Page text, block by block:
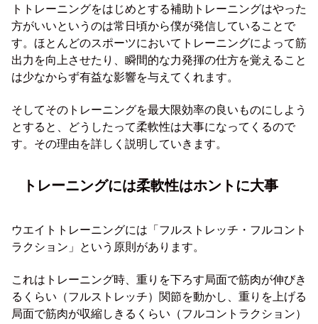
トトレーニングをはじめとする補助トレーニングはやった
方がいいというのは常日頃から僕が発信していることで
す。ほとんどのスポーツにおいてトレーニングによって筋
出力を向上させたり、瞬間的な力発揮の仕方を覚えること
は少なからず有益な影響を与えてくれます。
そしてそのトレーニングを最大限効率の良いものにしよう
とすると、どうしたって柔軟性は大事になってくるので
す。その理由を詳しく説明していきます。
トレーニングには柔軟性はホントに大事
ウエイトトレーニングには「フルストレッチ・フルコント
ラクション」という原則があります。
これはトレーニング時、重りを下ろす局面で筋肉が伸びき
るくらい（フルストレッチ）関節を動かし、重りを上げる
局面で筋肉が収縮しきるくらい（フルコントラクション）